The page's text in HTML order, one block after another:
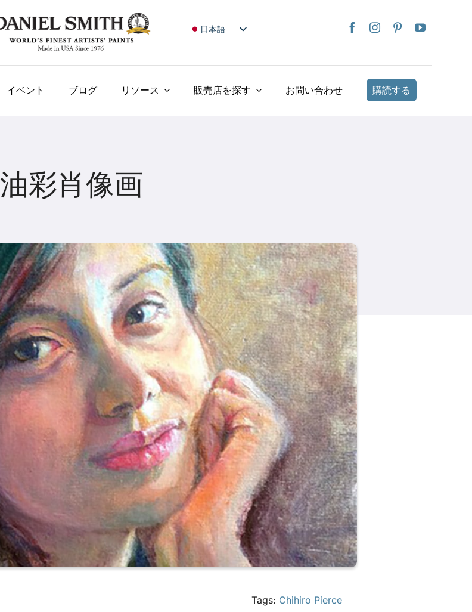
日本語
Français
Italiano
イベント ブログ リソース 販売店を探す お問い合わせ 購読する
油彩肖像画
Tags: Chihiro Pierce